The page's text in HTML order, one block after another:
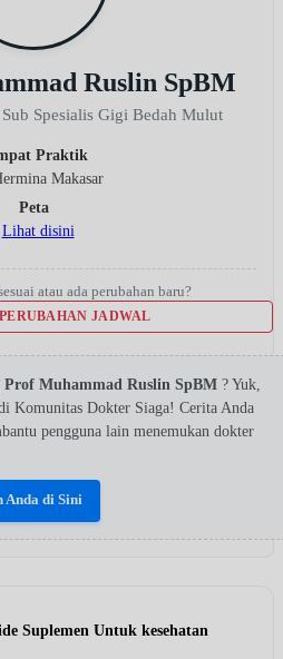
Ruslin SpBM
Spesialis Gigi Bedah Mulut
Praktik
Makasar
Peta
Lihat disini
atau ada perubahan baru?
JADWAL
Prof Muhammad Ruslin SpBM ? Yuk,
Komunitas Dokter Siaga! Cerita Anda
pengguna lain menemukan dokter
Anda di Sini
Suplemen Untuk kesehatan